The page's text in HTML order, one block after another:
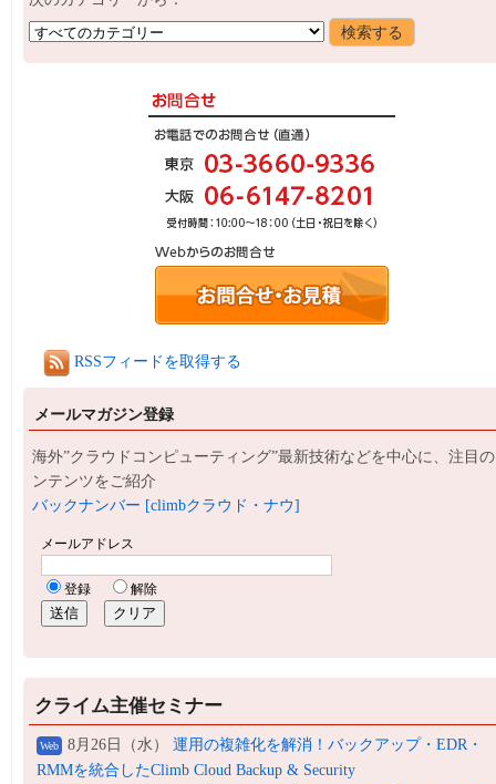
RSSフィードを取得する
メールマガジン登録
海外”クラウドコンピューティング”最新技術などを中心に、注目
ンテンツをご紹介
バックナンバー [climbクラウド・ナウ]
クライム主催セミナー
Web 8月26日（水） 運用の複雑化を解消！バックアップ・EDR・
RMMを統合したClimb Cloud Backup & Security